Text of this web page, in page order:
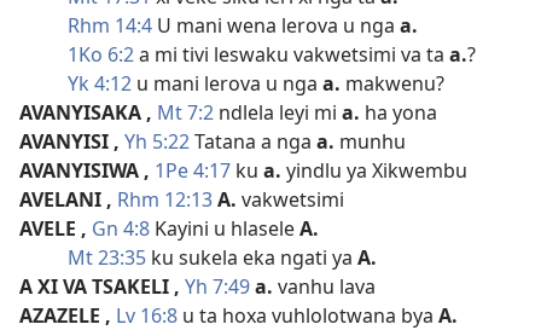
Rhm 14:4 U mani wena lerova u nga a.
1Ko 6:2a mi tivi leswaku vakwetsimi va ta a.?
Yk 4:12 u mani lerova u nga a. makwenu?
AVANYISAKA , Mt 7:2 ndlela leyi mi a. ha yona
AVANYISI , Yh 5:22Tatana a nga a. munhu
AVANYISIWA , 1Pe 4:17 ku a. yindlu ya Xikwembu
AVELANI , Rhm 12:13A. vakwetsimi
AVELE , Gn 4:8 Kayini u hlaseleA.
Mt 23:35 ku sukela eka ngati ya A.
A XI VA TSAKELI , Yh 7:49a. vanhu lava
AZAZELE , Lv 16:8 u ta hoxa vuhlolotwana bya A.